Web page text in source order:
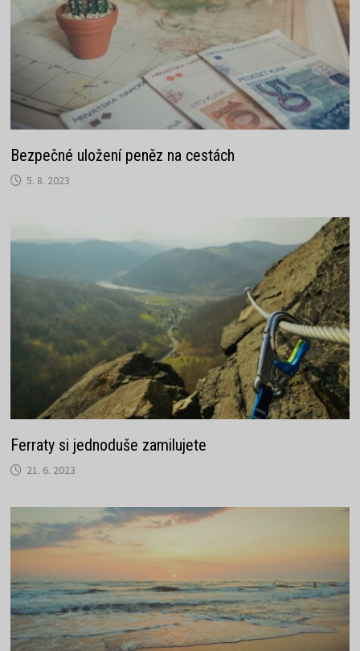
Bezpečné uložení peněz na cestách
5. 8. 2023
Ferraty si jednoduše zamilujete
21. 6. 2023